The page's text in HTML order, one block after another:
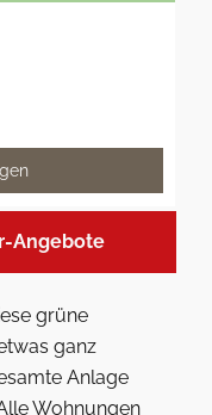
Angebote
grüne
ganz
Anlage
Wohnungen